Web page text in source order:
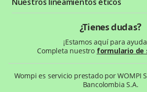
Política de privacidad
¿Qué es Wompi?
Wiki Wompi
Preguntas frecuentes¿Tienes dudas?
¡Estamos aquí para
Completa nuestro formulario de
Wompi es servicio prestado por WOMPI
Bancolombia S.A.